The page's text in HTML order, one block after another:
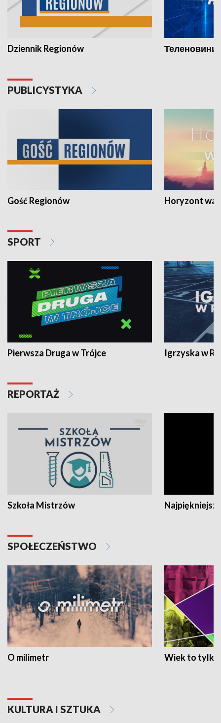
Dziennik Regionów Теленовини
PUBLICYSTYKA
Gość Regionów Horyzont
SPORT
Pierwsza Druga w Trójce Igrzyska w
REPORTAŻ
Szkoła Mistrzów
SPOŁECZEŃSTWO
O milimetr Wiek to tylko
KULTURA I SZTUKA